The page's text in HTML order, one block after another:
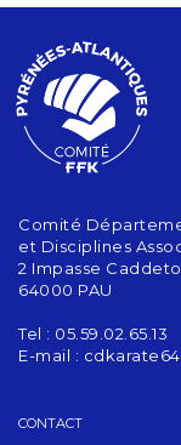
Comité
et Disciplines
2 Impasse
64000 PAU
Tel : 05.59.02.65.13
E-mail :
CONTACT